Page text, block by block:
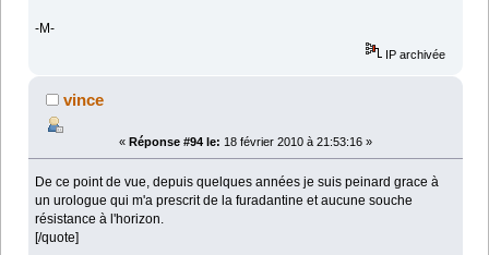
-M-
IP archivée
vince
« Réponse #94 le: 18 février 2010 à 21:53:16 »
De ce point de vue, depuis quelques années je suis peinard grace à
un urologue qui m'a prescrit de la furadantine et aucune souche
résistance à l'horizon.
[/quote]